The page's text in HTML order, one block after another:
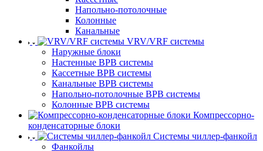
Напольно-потолочные
Колонные
Канальные
VRV/VRF системы
Наружные блоки
Настенные ВРВ системы
Кассетные ВРВ системы
Канальные ВРВ системы
Напольно-потолочные ВРВ системы
Колонные ВРВ системы
Компрессорно-
конденсаторные блоки
Системы чиллер-фанкойл
Фанкойлы